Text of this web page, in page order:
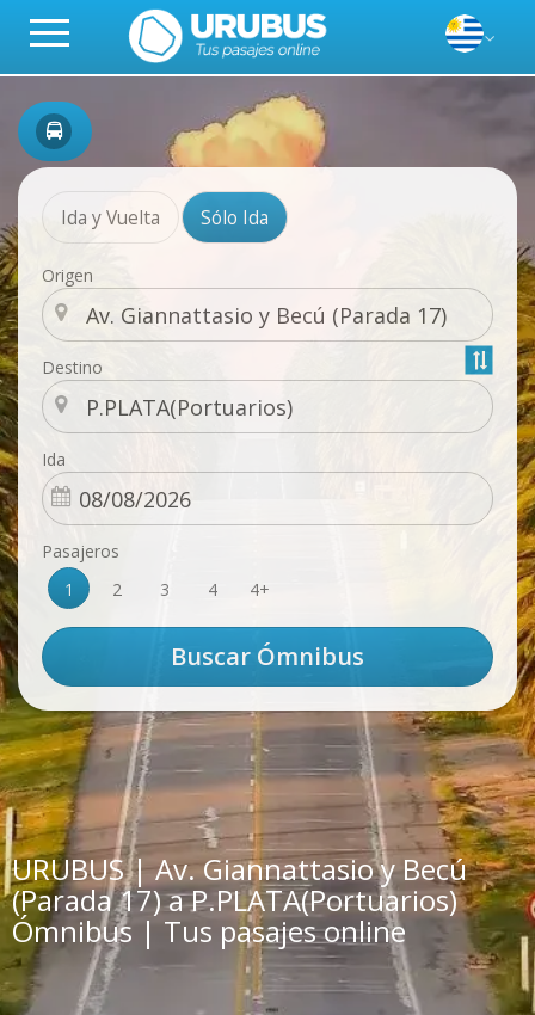
Ida y Vuelta Sólo Ida
Origen
Destino
Ida
Pasajeros
1
2 3 4 4+
URUBUS | Av. Giannattasio y Becú
(Parada 17) a P.PLATA(Portuarios)
Ómnibus | Tus pasajes online